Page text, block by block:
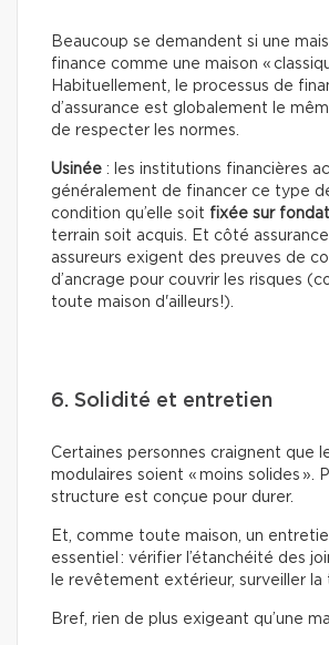
Beaucoup se demandent si une
finance comme une maison «
Habituellement, le processus de
d’assurance est globalement le
de respecter les normes.
Usinée : les institutions financières
généralement de financer ce type
condition qu’elle soit fixée sur
terrain soit acquis. Et côté
assureurs exigent des preuves de
d’ancrage pour couvrir les risques
toute maison d'ailleurs!).
6. Solidité et entretien
Certaines personnes craignent que
modulaires soient « moins solides ».
structure est conçue pour durer.
Et, comme toute maison, un
essentiel : vérifier l’étanchéité des
le revêtement extérieur, surveiller la
Bref, rien de plus exigeant qu’une